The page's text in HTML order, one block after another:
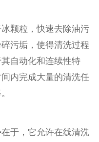
颗粒，快速去除油污
污垢，使得清洗过程
自动化和连续性特
内完成大量的清洗任
于，它允许在线清洗